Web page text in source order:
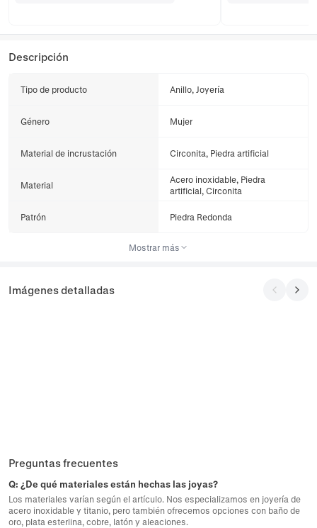
Descripción
Tipo de producto Anillo, Joyería
Género Mujer
Material de incrustación Circonita, Piedra artificial
Material
Acero inoxidable, Piedra
artificial, Circonita
Patrón Piedra Redonda
Mostrar más
Imágenes detalladas
Preguntas frecuentes
Q: ¿De qué materiales están hechas las joyas?
Los materiales varían según el artículo. Nos especializamos en joyería de
acero inoxidable y titanio, pero también ofrecemos opciones con baño de
oro, plata esterlina, cobre, latón y aleaciones.